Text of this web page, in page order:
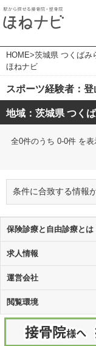
HOME>茨城県 つくばみ
ほねナビ
スポーツ経験者：登
地域：茨城県 つく
全0件のうち 0-0件 を表
条件に合致する情報
保険診療と自由診療とは
求人情報
運営会社
閲覧環境